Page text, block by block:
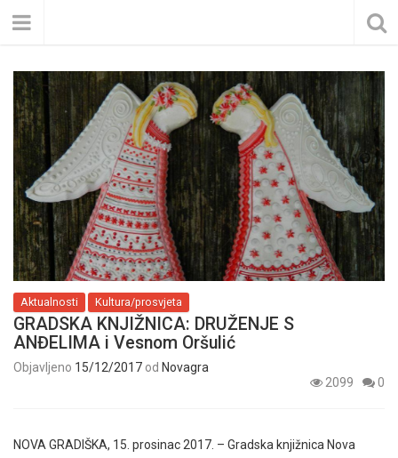
Aktualnosti Kultura/prosvjeta
GRADSKA KNJIŽNICA: DRUŽENJE S
ANĐELIMA i Vesnom Oršulić
Objavljeno 15/12/2017 od Novagra
2099
0
NOVA GRADIŠKA, 15. prosinac 2017. – Gradska knjižnica Nova